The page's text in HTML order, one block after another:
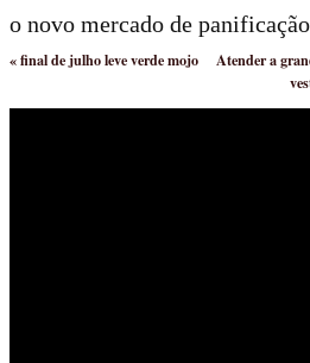
o novo mercado de
«final de julho leve verde mojo Atender a